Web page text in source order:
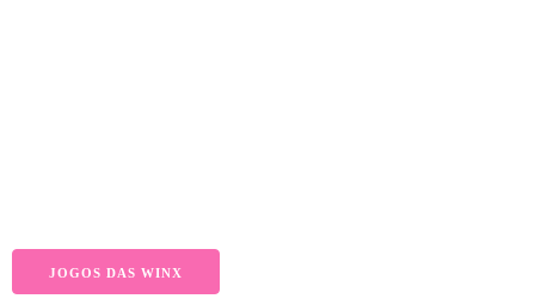
JOGOS DAS WINX